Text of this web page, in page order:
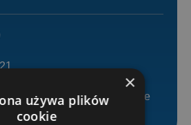
000,00
District Court Poznań-Nowe
Poznań
×
używa plików
cookie